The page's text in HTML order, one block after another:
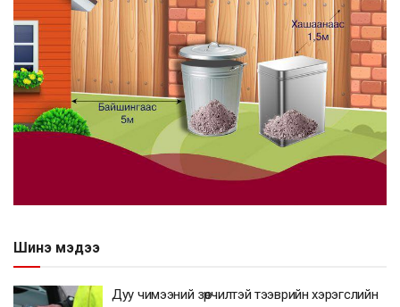
Шинэ мэдээ
Дуу чимээний зөрчилтэй тээврийн хэрэгслийн